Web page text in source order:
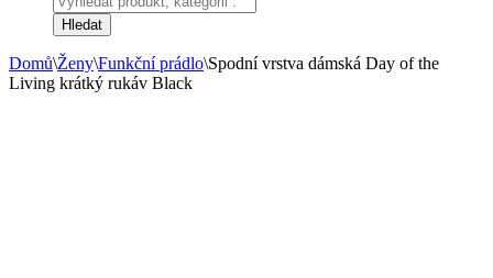
search
Hledat
Domů\Ženy\Funkční prádlo\Spodní vrstva dámská Day of the
Living krátký rukáv Black